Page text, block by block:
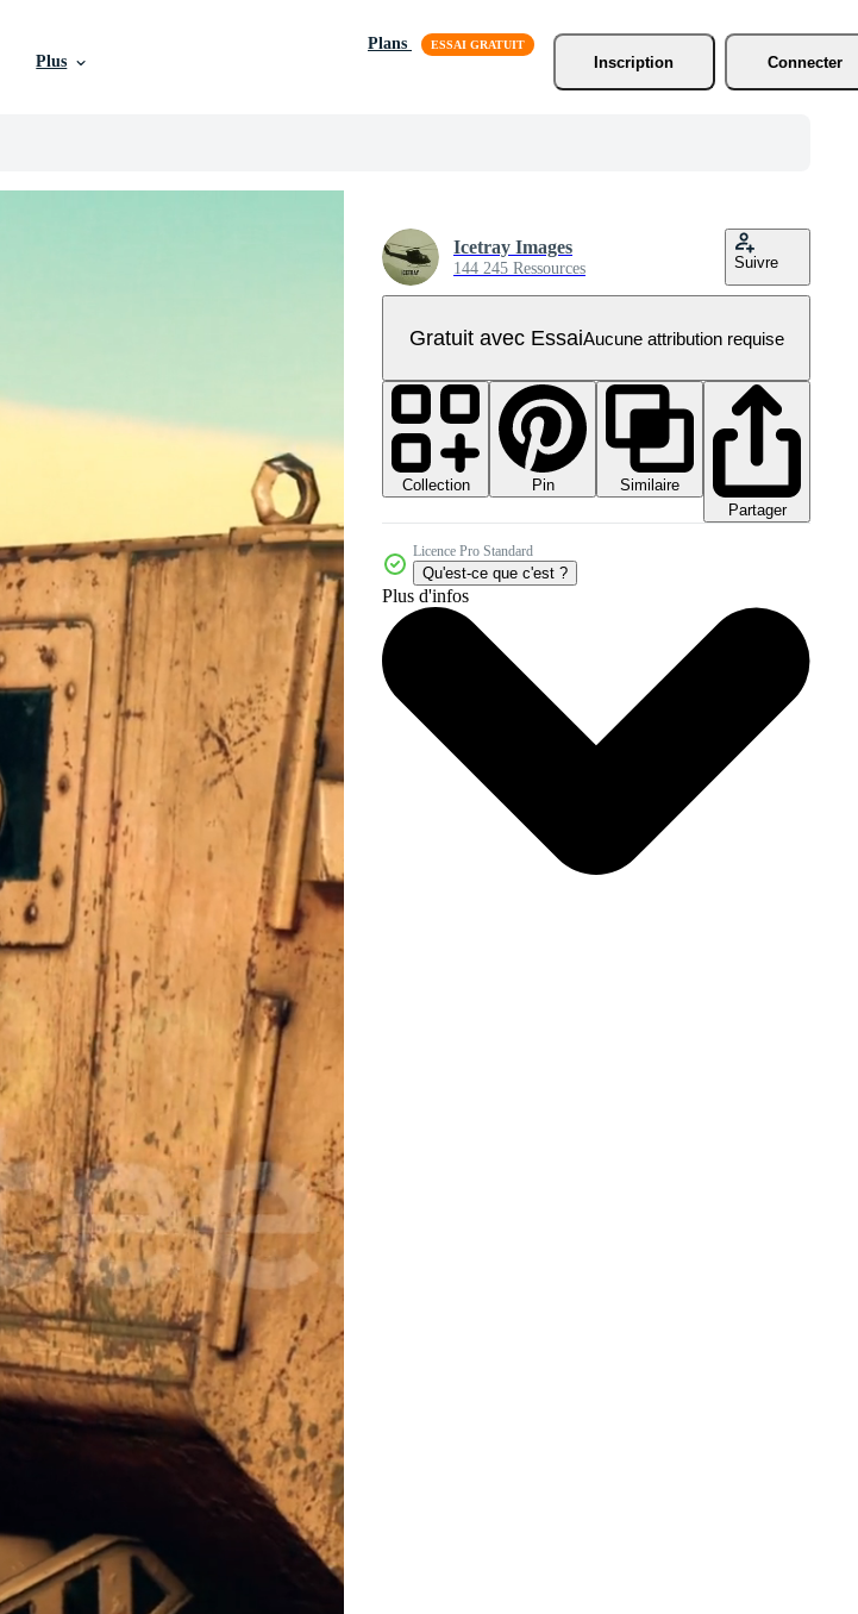
Plus
Plans
Inscription
Connecter
Icetray Images
144 245 Ressources Suivre
Gratuit avec EssaiAucune attribution requise
Collection Pin
Similaire
Partager
Licence Pro Standard
Qu'est-ce que c'est ?
Plus d'infos